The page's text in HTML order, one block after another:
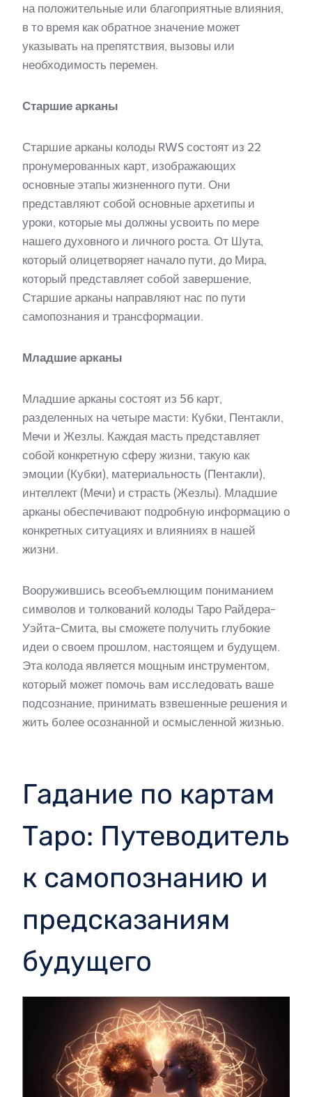
на положительные или благоприятные влияния,
в то время как обратное значение может
указывать на препятствия, вызовы или
необходимость перемен.
Старшие арканы
Старшие арканы колоды RWS состоят из 22
пронумерованных карт, изображающих
основные этапы жизненного пути. Они
представляют собой основные архетипы и
уроки, которые мы должны усвоить по мере
нашего духовного и личного роста. От Шута,
который олицетворяет начало пути, до Мира,
который представляет собой завершение,
Старшие арканы направляют нас по пути
самопознания и трансформации.
Младшие арканы
Младшие арканы состоят из 56 карт,
разделенных на четыре масти: Кубки, Пентакли,
Мечи и Жезлы. Каждая масть представляет
собой конкретную сферу жизни, такую как
эмоции (Кубки), материальность (Пентакли),
интеллект (Мечи) и страсть (Жезлы). Младшие
арканы обеспечивают подробную информацию о
конкретных ситуациях и влияниях в нашей
жизни.
Вооружившись всеобъемлющим пониманием
символов и толкований колоды Таро Райдера-
Уэйта-Смита, вы сможете получить глубокие
идеи о своем прошлом, настоящем и будущем.
Эта колода является мощным инструментом,
который может помочь вам исследовать ваше
подсознание, принимать взвешенные решения и
жить более осознанной и осмысленной жизнью.
Гадание по картам
Таро: Путеводитель
к самопознанию и
предсказаниям
будущего